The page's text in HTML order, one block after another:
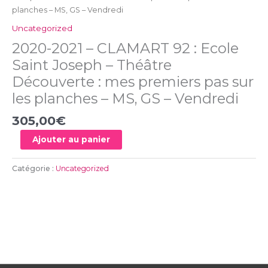
planches – MS, GS – Vendredi
Uncategorized
2020-2021 – CLAMART 92 : Ecole
Saint Joseph – Théâtre
Découverte : mes premiers pas sur
les planches – MS, GS – Vendredi
305,00€
mes
pas
sur
les
-
MS,
-
VendrediAjouter au panier
Catégorie : Uncategorized